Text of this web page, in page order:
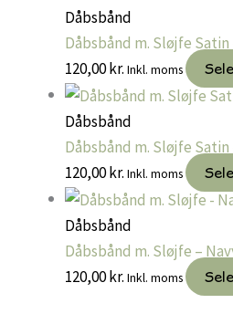
Dåbsbånd
Dåbsbånd m. Sløjfe Satin
120,00kr. Inkl. moms
Dåbsbånd
Dåbsbånd m. Sløjfe
120,00kr. Inkl. moms
Dåbsbånd
Dåbsbånd m. Sløjfe –
120,00kr. Inkl. moms